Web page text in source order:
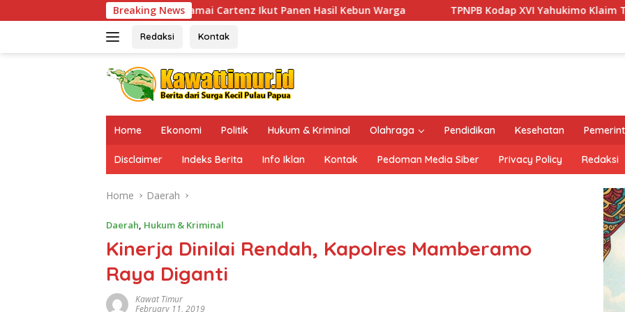
to
Breaking News
Ops Damai Cartenz Ikut Panen Hasil Kebun Warga TPNPB Kodap XVI Yahukimo Klaim Tembak Tiga Aparat di
Redaksi Kontak
Home Ekonomi Politik Hukum & Kriminal Olahraga Pendidikan Kesehatan
Disclaimer Indeks Berita Info Iklan Kontak Pedoman Media Siber Privacy Policy Redaksi
Home Daerah
Daerah, Hukum & Kriminal
Kinerja Dinilai Rendah, Kapolres Mamberamo
Raya Diganti
Kawat Timur
February 11, 2019